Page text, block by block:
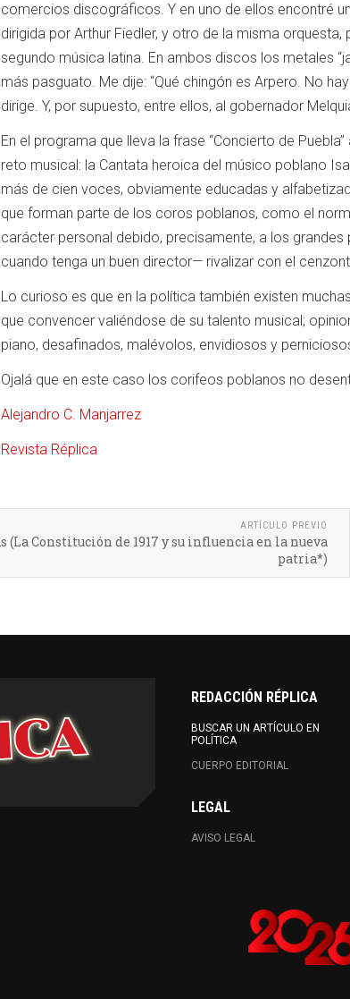
comercios discográficos. Y en uno de ellos encontré
dirigida por Arthur Fiedler, y otro de la misma
segundo música latina. En ambos discos los metales
más pasguato. Me dije: “Qué chingón es Arpero. No
dirige. Y, por supuesto, entre ellos, al gobernador
En el programa que lleva la frase “Concierto de
reto musical: la Cantata heroica del músico poblano
más de cien voces, obviamente educadas y
que forman parte de los coros poblanos, como el
carácter personal debido, precisamente, a los
cuando tenga un buen director— rivalizar con el
Lo curioso es que en la política también existen
que convencer valiéndose de su talento musical;
piano, desafinados, malévolos, envidiosos y
Ojalá que en este caso los corifeos poblanos no
Alejandro C. Manjarrez
Revista Réplica
ARTÍCULO PREVIO
(La Constitución de 1917 y su influencia en la nueva
patria*)
REDACCIÓN RÉPLICA
BUSCAR UN ARTÍCULO EN
POLÍTICA
CUERPO EDITORIAL
LEGAL
AVISO LEGAL